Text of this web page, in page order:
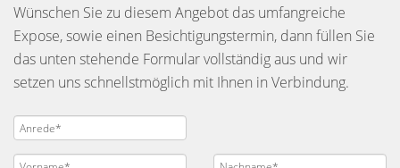
Wünschen Sie zu diesem Angebot das umfangreiche
Expose, sowie einen Besichtigungstermin, dann füllen Sie
das unten stehende Formular vollständig aus und wir
setzen uns schnellstmöglich mit Ihnen in Verbindung.